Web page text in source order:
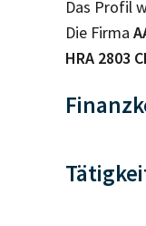
Das Profil
Die Firma
HRA 2803